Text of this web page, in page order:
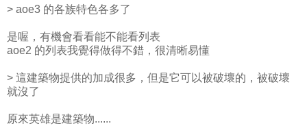
> aoe3 的各族特色各多了
是喔，有機會看看能不能看列表
aoe2 的列表我覺得做得不錯，很清晰易懂
> 這建築物提供的加成很多，但是它可以被破壞的，被破壞
就沒了
原來英雄是建築物......